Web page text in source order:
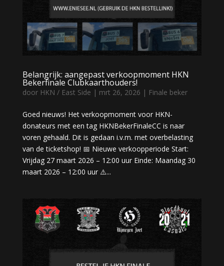
Belangrijk: aangepast verkoopmoment HKN
Bekerfinale Clubkaarthouders!
door HKN / East Side | mrt 26, 2026 | Finale beker
Goed nieuws! Het verkoopmoment voor HKN-
donateurs met een tag HKNBekerFinaleCC is naar
voren gehaald. Dit is gedaan i.v.m. met overbelasting
van de ticketshop! 📅 Nieuwe verkoopperiode Start:
Vrijdag 27 maart 2026 – 12:00 uur Einde: Maandag 30
maart 2026 – 12:00 uur ⚠️...